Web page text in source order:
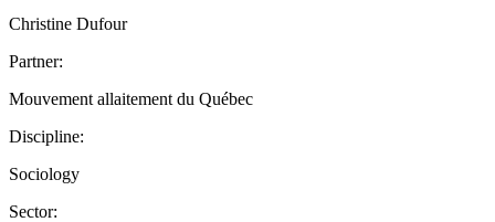
Christine Dufour
Partner:
Mouvement allaitement du Québec
Discipline:
Sociology
Sector: